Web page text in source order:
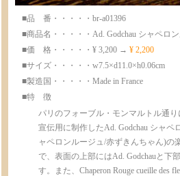
■品 番・・・・・br-a01396
■商品名・・・・・Ad. Godchau シャペロ
■価 格・・・・・¥ 3,200 → ¥ 2,200
■サイズ・・・・・w7.5×d11.0×h0.06cm
■製造国・・・・・Made in France
■特 徴
パリのフォーブル・モンマルトル通
宣伝用に制作したAd. Godchau シャペ
ャペロンルージュ/赤ずきんちゃん)の
で、表面の上部にはAd. Godchauと下
す。また、Chaperon Rouge cueille